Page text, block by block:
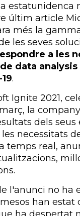
estatunidenca
últim article
més la
les seves
a les
data
.
Ignite 2021,
la
dels seus
necessitats
temps real,
l'anunci no ha
han